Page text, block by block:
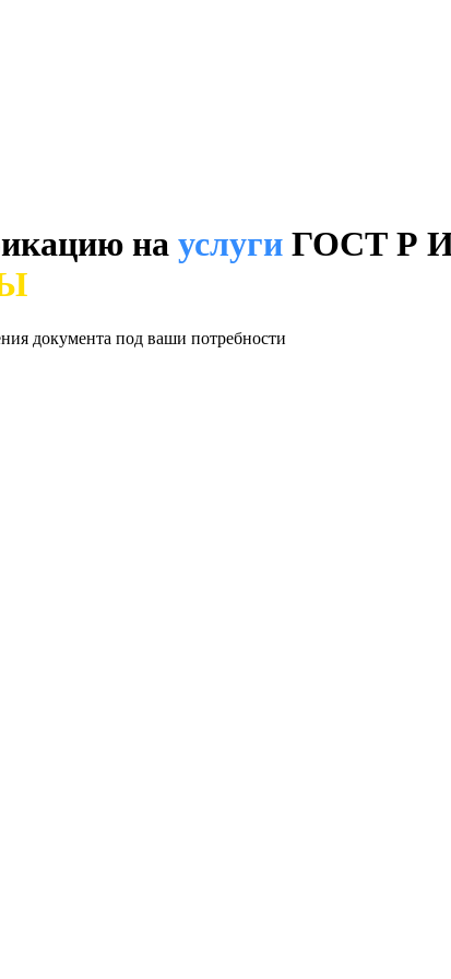
на услуги ГОСТ Р
документа под ваши потребности